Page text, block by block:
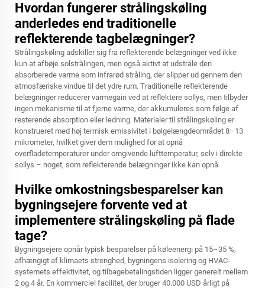
Hvordan fungerer strålingskøling
anderledes end traditionelle
reflekterende tagbelægninger?
Strålingskøling adskiller sig fra reflekterende belægninger ved ikke
kun at afbøje solstrålingen, men også aktivt at udstråle den
absorberede varme som infrarød stråling, der slipper ud gennem den
atmosfæriske vindue til det ydre rum. Traditionelle reflekterende
belægninger reducerer varmegain ved at reflektere sollys, men tilbyder
ingen mekanisme til at fjerne varme, der akkumuleres som følge af
resterende absorption eller ledning. Materialer til strålingskøling er
konstrueret med høj termisk emissivitet i bølgelængdeområdet 8–13
mikrometer, hvilket giver dem mulighed for at opnå
overfladetemperaturer under omgivende lufttemperatur, selv i direkte
sollys – noget, som reflekterende belægninger ikke kan opnå.
Hvilke omkostningsbesparelser kan
bygningsejere forvente ved at
implementere strålingskøling på flade
tage?
Bygningsejere opnår typisk besparelser på køleenergi på 15–35 %,
afhængigt af klimaets strenghed, bygningens isolering og HVAC-
systemets effektivitet, og tilbagebetalingstiden ligger generelt mellem
2 og 4 år. En kommerciel facilitet, der bruger 40.000 USD årligt på